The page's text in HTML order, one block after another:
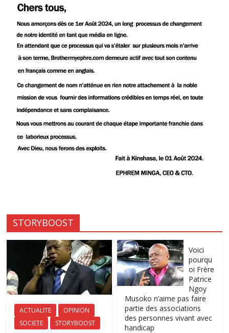
STORYBOOST
ACTUALITE
OPINION
SOCIETE
STORYBOOST
Voici
pourqu
oi Frère
Patrice
Ngoy
Musoko n’aime pas faire
partie des associations
des personnes vivant avec
handicap